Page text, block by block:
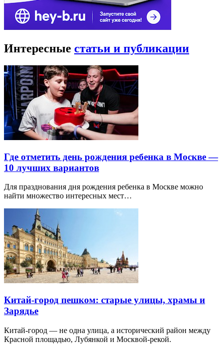
Интересные статьи и публикации
Где отметить день рождения ребенка в Москве —
10 лучших вариантов
Для празднования дня рождения ребенка в Москве можно
найти множество интересных мест…
Китай-город пешком: старые улицы, храмы и
Зарядье
Китай-город — не одна улица, а исторический район между
Красной площадью, Лубянкой и Москвой-рекой.